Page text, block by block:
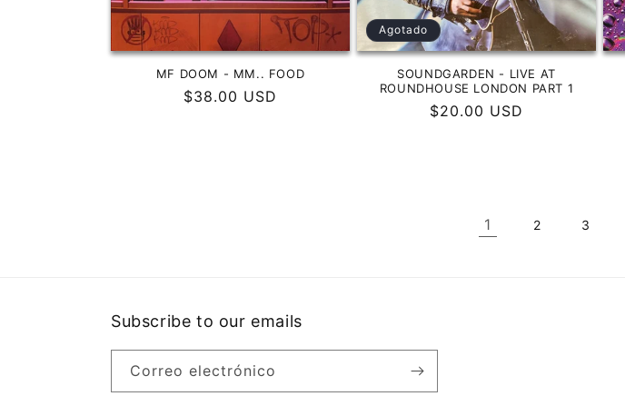
MF DOOM - MM.. FOOD
Precio
$38.00 USD
Agotado
SOUNDGARDEN - LIVE AT
ROUNDHOUSE LONDON PART 1
Precio
$20.00 USD
1 2 3
Subscribe to our emails
Correo electrónico